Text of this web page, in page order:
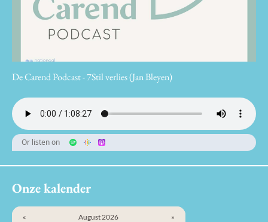
De Carend Podcast - 7Stil verlies (Jan Bleyen)
Or listen on
Onze kalender
« August 2026 »